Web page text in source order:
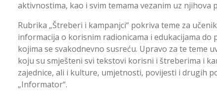
aktivnostima, kao i svim temama vezanim uz njihova
Rubrika „Štreberi i kampanjci“ pokriva teme za
informacija o korisnim radionicama i edukacijama
kojima se svakodnevno susreću. Upravo za te teme
koju su smješteni svi tekstovi korisni i štreberima i
zajednice, ali i kulture, umjetnosti, povijesti i drugih
„Informator“.